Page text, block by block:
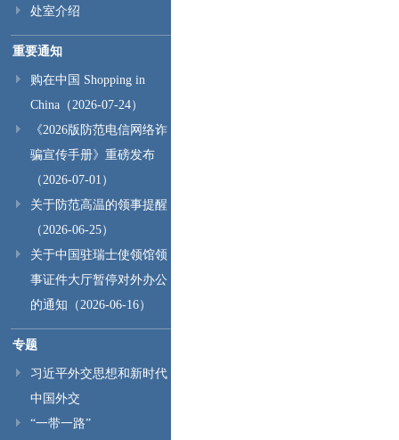
处室介绍
重要通知
购在中国 Shopping in
China（2026-07-24）
《2026版防范电信网络诈
骗宣传手册》重磅发布
（2026-07-01）
关于防范高温的领事提醒
（2026-06-25）
关于中国驻瑞士使领馆领
事证件大厅暂停对外办公
的通知（2026-06-16）
专题
习近平外交思想和新时代
中国外交
“一带一路”